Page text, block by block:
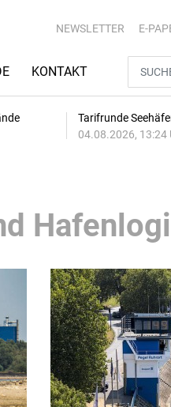
NEWSLETTER E-
KONTAKT
Tarifrunde
04.08.2026, 13:24